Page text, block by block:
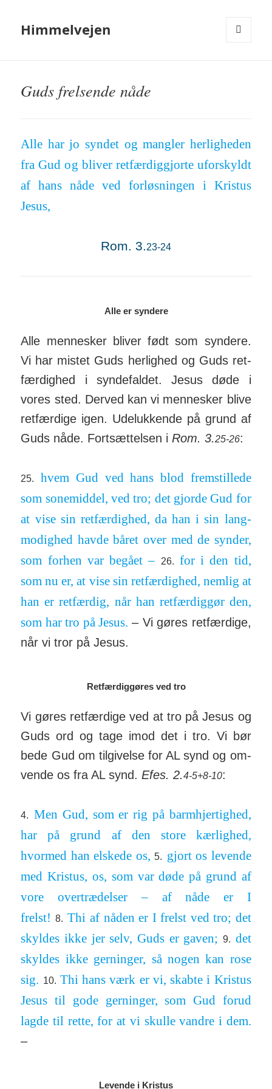
Himmelvejen
Guds frelsende nåde
Alle har jo syndet og mangler her­lig­heden
fra Gud og bliver ret­fær­dig­gjorte ufor­skyldt
af hans nåde ved for­løs­ningen i Kristus
Jesus,
Rom. 3.23-24
Alle er syndere
Alle mennesker bliver født som syndere.
Vi har mistet Guds her­lighed og Guds ret­
fær­dighed i synde­faldet. Jesus døde i
vores sted. Derved kan vi men­nesker blive
ret­fær­dige igen. Ude­­luk­kende på grund af
Guds nåde. Fort­sæt­telsen i Rom. 3.25-26:
25.
hvem Gud ved hans blod frem­stillede
som sone­middel, ved tro; det gjorde Gud for
at vise sin ret­fær­dighed, da han i sin lang­
mo­dighed havde båret over med de synder,
som forhen var begået –
26. for i den tid,
som nu er, at vise sin ret­fær­dighed, nemlig at
han er ret­færdig, når han ret­fær­diggør den,
som har tro på Jesus. – Vi gøres ret­fær­dige,
når vi tror på Jesus.
Retfærdiggøres ved tro
Vi gøres ret­færdige ved at tro på Jesus og
Guds ord og tage imod det i tro. Vi bør
bede Gud om til­giv­else for AL synd og om­
vende os fra AL synd. Efes. 2.4-5+8-10:
4. Men Gud, som er rig på barm­hjer­tighed,
har på grund af den store kær­lighed,
hvormed han elskede os,5. gjort os le­vende
med Kristus, os, som var døde på grund af
vore over­træd­elser – af nåde er I
frelst! 8. Thi af nåden er I frelst ved tro; det
skyldes ikke jer selv, Guds er gaven; 9. det
skyldes ikke ger­ninger, så nogen kan rose
sig. 10. Thi hans værk er vi, skabte i Kristus
Jesus til gode ger­ninger, som Gud forud
lagde til rette, for at vi skulle vandre i dem.
–
Levende i Kristus